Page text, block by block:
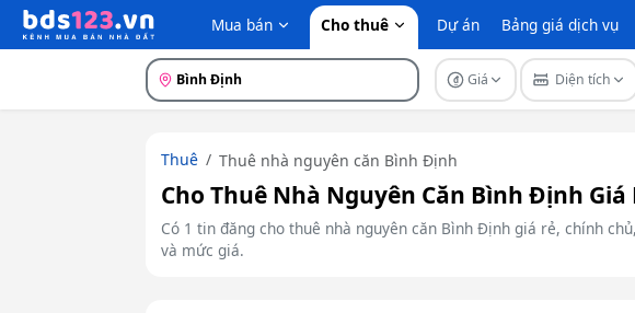
Mua bán Cho thuê Dự án Bảng giá dịch vụ
Bình Định Giá Diện tích
Thuê Thuê nhà nguyên căn Bình Định
Cho Thuê Nhà Nguyên Căn Bình Định Giá
Có 1 tin đăng cho thuê nhà nguyên căn Bình Định giá rẻ, chính
và mức giá.